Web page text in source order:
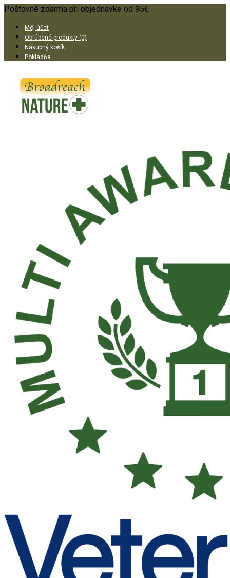
Poštovné zdarma pri objednávke od 95€
Môj účet
Obľúbené produkty (0)
Nákupný košík
Pokladňa